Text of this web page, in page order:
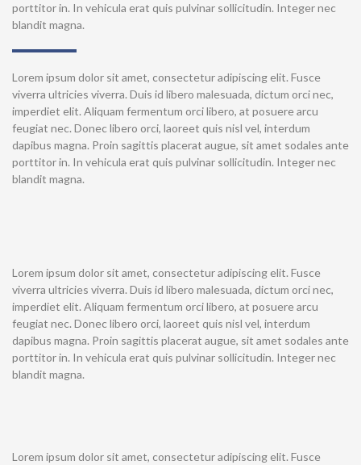
porttitor in. In vehicula erat quis pulvinar sollicitudin. Integer nec
blandit magna.
Lorem ipsum dolor sit amet, consectetur adipiscing elit. Fusce
viverra ultricies viverra. Duis id libero malesuada, dictum orci nec,
imperdiet elit. Aliquam fermentum orci libero, at posuere arcu
feugiat nec. Donec libero orci, laoreet quis nisl vel, interdum
dapibus magna. Proin sagittis placerat augue, sit amet sodales ante
porttitor in. In vehicula erat quis pulvinar sollicitudin. Integer nec
blandit magna.
Lorem ipsum dolor sit amet, consectetur adipiscing elit. Fusce
viverra ultricies viverra. Duis id libero malesuada, dictum orci nec,
imperdiet elit. Aliquam fermentum orci libero, at posuere arcu
feugiat nec. Donec libero orci, laoreet quis nisl vel, interdum
dapibus magna. Proin sagittis placerat augue, sit amet sodales ante
porttitor in. In vehicula erat quis pulvinar sollicitudin. Integer nec
blandit magna.
Lorem ipsum dolor sit amet, consectetur adipiscing elit. Fusce